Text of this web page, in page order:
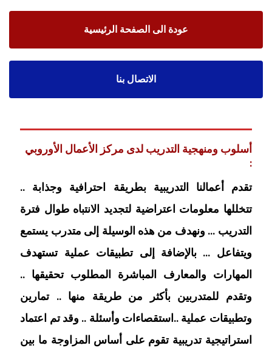
عودة الى الصفحة الرئيسية
الاتصال بنا
أسلوب ومنهجية التدريب لدى مركز الأعمال الأوروبي
:
تقدم أعمالنا التدريبية بطريقة احترافية وجذابة ..
تتخللها معلومات اعتراضية لتجديد الانتباه طوال فترة
التدريب … ونهدف من هذه الوسيلة إلى متدرب يستمع
ويتفاعل … بالإضافة إلى تطبيقات عملية تستهدف
المهارات والمعارف المباشرة المطلوب تحقيقها ..
وتقدم للمتدربين بأكثر من طريقة منها .. تمارين
وتطبيقات عملية ..استقصاءات وأسئلة .. وقد تم اعتماد
استراتيجية تدريبية تقوم على أساس المزاوجة ما بين